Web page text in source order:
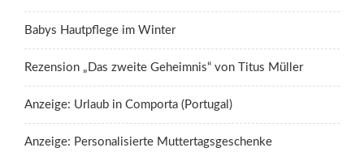
Babys Hautpflege im Winter
Rezension „Das zweite Geheimnis“ von Titus Müller
Anzeige: Urlaub in Comporta (Portugal)
Anzeige: Personalisierte Muttertagsgeschenke